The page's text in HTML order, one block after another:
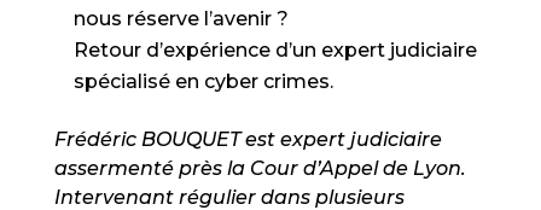
nous réserve l’avenir ?
Retour d’expérience d’un expert judiciaire
spécialisé en cyber crimes.
Frédéric BOUQUET est expert judiciaire
assermenté près la Cour d’Appel de Lyon.
Intervenant régulier dans plusieurs